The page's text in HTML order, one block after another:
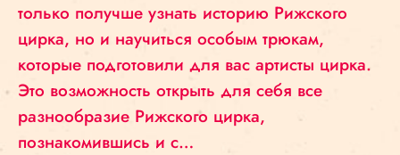
только получше узнать историю Рижского
цирка, но и научиться особым трюкам,
которые подготовили для вас артисты цирка.
Это возможность открыть для себя все
разнообразие Рижского цирка,
познакомившись и с…